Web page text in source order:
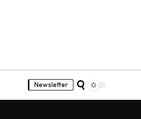
Newsletter